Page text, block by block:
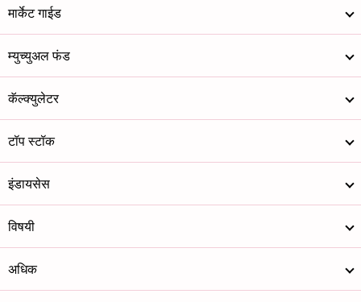
मार्केट गाईड
म्युच्युअल फंड
कॅल्क्युलेटर
टॉप स्टॉक
इंडायसेस
विषयी
अधिक